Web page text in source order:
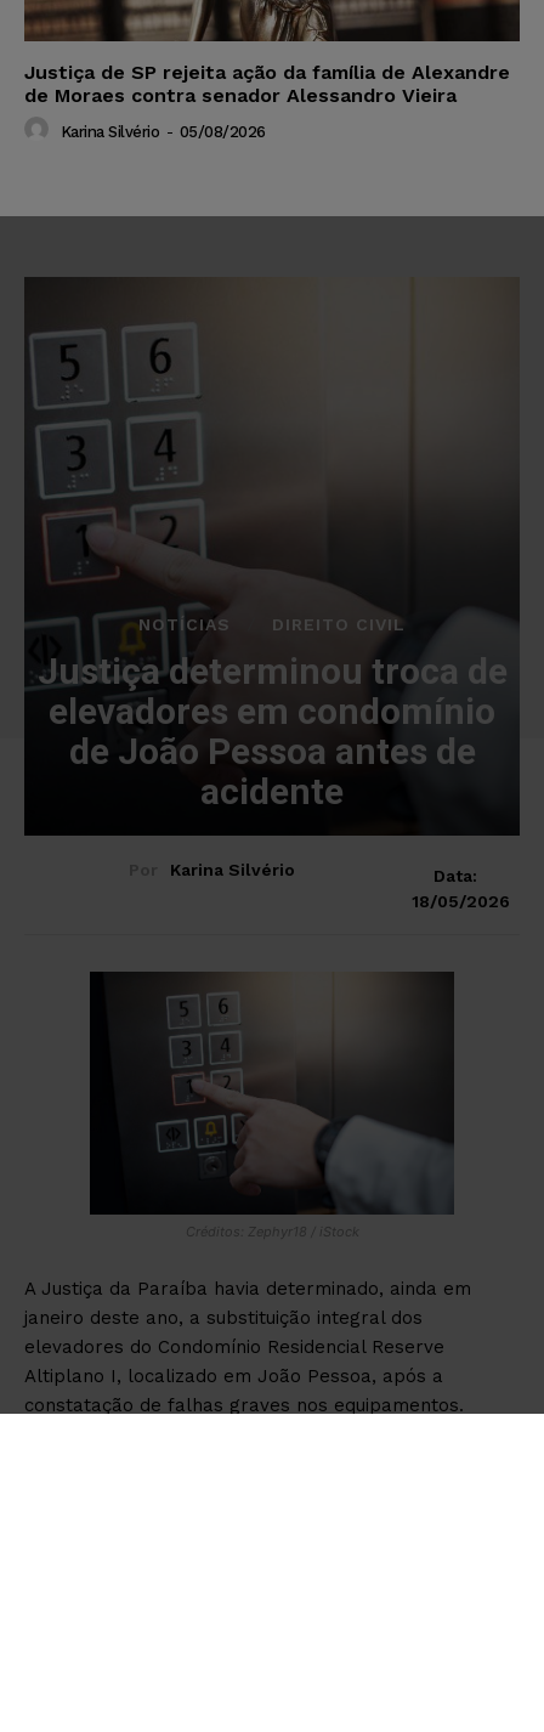
Justiça de SP rejeita ação da família de Alexandre
de Moraes contra senador Alessandro Vieira
Karina Silvério - 05/08/2026